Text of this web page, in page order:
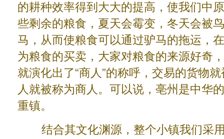
的耕种效率得到大大的提高，使我们中
些剩余的粮食，夏天会霉变，冬天会被
马，从而使粮食可以通过驴马的拖运，
为粮食的买卖，大家对粮食的来源好奇
就演化出了“商人”的称呼，交易的货物
人就被称为商人。可以说，亳州是中华
重镇。
结合其文化渊源，整个小镇我们采用